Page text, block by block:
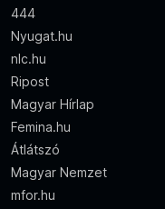
444
Nyugat.hu
nlc.hu
Ripost
Magyar Hírlap
Femina.hu
Átlátszó
Magyar Nemzet
mfor.hu